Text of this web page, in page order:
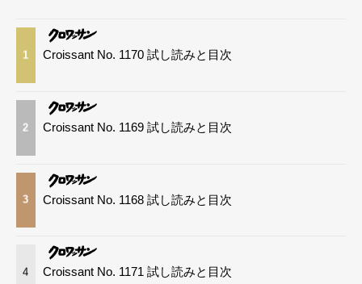
1 Croissant No. 1170 試し読みと目次
2 Croissant No. 1169 試し読みと目次
3 Croissant No. 1168 試し読みと目次
4 Croissant No. 1171 試し読みと目次